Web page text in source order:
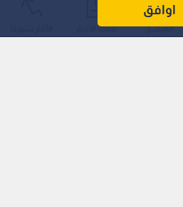
اوافق
المباشر أحدث الأخبار